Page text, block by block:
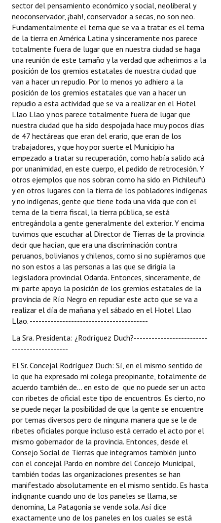
sector del pensamiento económico y social, neoliberal y
neoconservador, ¡bah!, conservador a secas, no son neo.
Fundamentalmente el tema que se va a tratar es el tema
de la tierra en América Latina y sinceramente nos parece
totalmente fuera de lugar que en nuestra ciudad se haga
una reunión de este tamaño y la verdad que adherimos a la
posición de los gremios estatales de nuestra ciudad que
van a hacer un repudio. Por lo menos yo adhiero a la
posición de los gremios estatales que van a hacer un
repudio a esta actividad que se va a realizar en el Hotel
Llao Llao y nos parece totalmente fuera de lugar que
nuestra ciudad que ha sido despojada hace muy pocos días
de 47 hectáreas que eran del erario, que eran de los
trabajadores, y que hoy por suerte el Municipio ha
empezado a tratar su recuperación, como había salido acá
por unanimidad, en este cuerpo, el pedido de retrocesión. Y
otros ejemplos que nos sobran como ha sido en Pichileufú
y en otros lugares con la tierra de los pobladores indígenas
y no indígenas, gente que tiene toda una vida que con el
tema de la tierra fiscal, la tierra pública, se está
entregándola a gente generalmente del exterior. Y encima
tuvimos que escuchar al Director de Tierras de la provincia
decir que hacían, que era una discriminación contra
peruanos, bolivianos y chilenos, como si no supiéramos que
no son estos a las personas a las que se dirigía la
legisladora provincial Odarda. Entonces, sinceramente, de
mi parte apoyo la posición de los gremios estatales de la
provincia de Río Negro en repudiar este acto que se va a
realizar el día de mañana y el sábado en el Hotel Llao
Llao. ----------------------------------------
La Sra. Presidenta: ¿Rodríguez Duch?-------------------------
-------------------
El Sr. Concejal Rodríguez Duch: Sí, en el mismo sentido de
lo que ha expresado mi colega preopinante, totalmente de
acuerdo también de... en esto de que no puede ser un acto
con ribetes de oficial este tipo de encuentros. Es cierto, no
se puede negar la posibilidad de que la gente se encuentre
por temas diversos pero de ninguna manera que se le de
ribetes oficiales porque incluso está cerrado el acto por el
mismo gobernador de la provincia. Entonces, desde el
Consejo Social de Tierras que integramos también junto
con el concejal Pardo en nombre del Concejo Municipal,
también todas las organizaciones presentes se han
manifestado absolutamente en el mismo sentido. Es hasta
indignante cuando uno de los paneles se llama, se
denomina, La Patagonia se vende sola. Así dice
exactamente uno de los paneles en los cuales se está